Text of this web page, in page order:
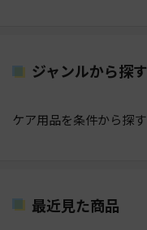
ジャンルから探す
ケア用品を条件から探す
最近見た商品